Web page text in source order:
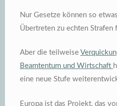
Nur Gesetze können so
Übertreten zu echten Strafen
Aber die teilweise
Beamtentum und Wirtschaft
eine neue Stufe
Europa ist das Projekt, das